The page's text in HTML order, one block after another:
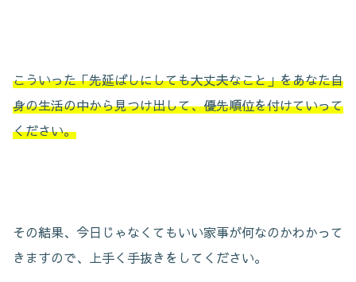
こういった「先延ばしにしても大丈夫なこと」をあなた自
身の生活の中から見つけ出して、優先順位を付けていって
ください。
その結果、今日じゃなくてもいい家事が何なのかわかって
きますので、上手く手抜きをしてください。